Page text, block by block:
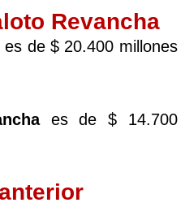
Revancha
es de $ 20.400 millones
es de $ 14.700